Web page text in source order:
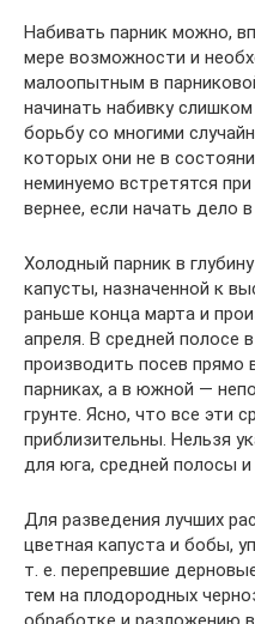
Набивать парник можно,
мере возможности и
малоопытным в
начинать набивку
борьбу со многими
которых они не в
неминуемо встретятся
вернее, если начать дело
Холодный парник в
капусты, назначенной к
раньше конца марта и
апреля. В средней полосе
производить посев
парниках, а в южной —
грунте. Ясно, что все эти
приблизительны. Нельзя
для юга, средней полосы и
Для разведения лучших
цветная капуста и бобы,
т. е. перепревшие
тем на плодородных